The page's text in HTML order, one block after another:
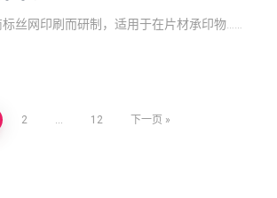
丝网印刷而研制，适用于在片材承印物……
2 12 下一页